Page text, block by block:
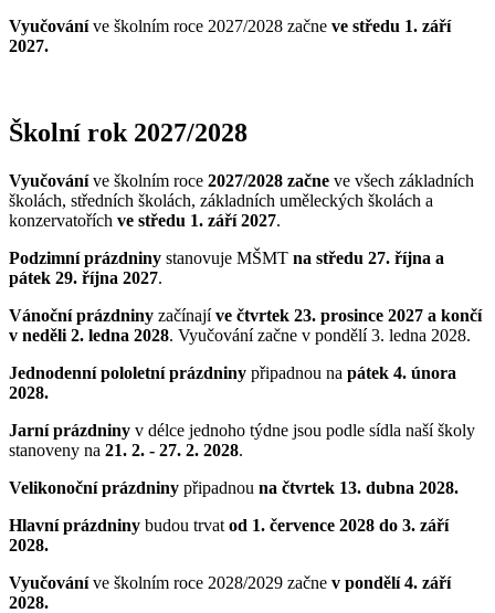
Vyučováníve školním roce 2027/2028 začne ve středu 1. září
2027.
Školní rok 2027/2028
Vyučováníve školním roce 2027/2028 začne ve všech základních
školách, středních školách, základních uměleckých školách a
konzervatořích ve středu 1. září 2027.
Podzimní prázdniny stanovuje MŠMT na středu 27. října a
pátek 29. října 2027.
Vánoční prázdniny začínajíve čtvrtek 23. prosince 2027 a končí
v neděli 2. ledna 2028. Vyučování začne v pondělí 3. ledna 2028.
Jednodenní pololetní prázdniny připadnou na pátek 4. února
2028.
Jarní prázdniny v délce jednoho týdne jsou podle sídla naší školy
stanoveny na 21. 2. - 27. 2. 2028.
Velikonoční prázdniny připadnou na čtvrtek 13. dubna 2028.
Hlavní prázdniny budou trvat od 1. července 2028 do 3. září
2028.
Vyučováníve školním roce 2028/2029 začne v pondělí 4. září
2028.